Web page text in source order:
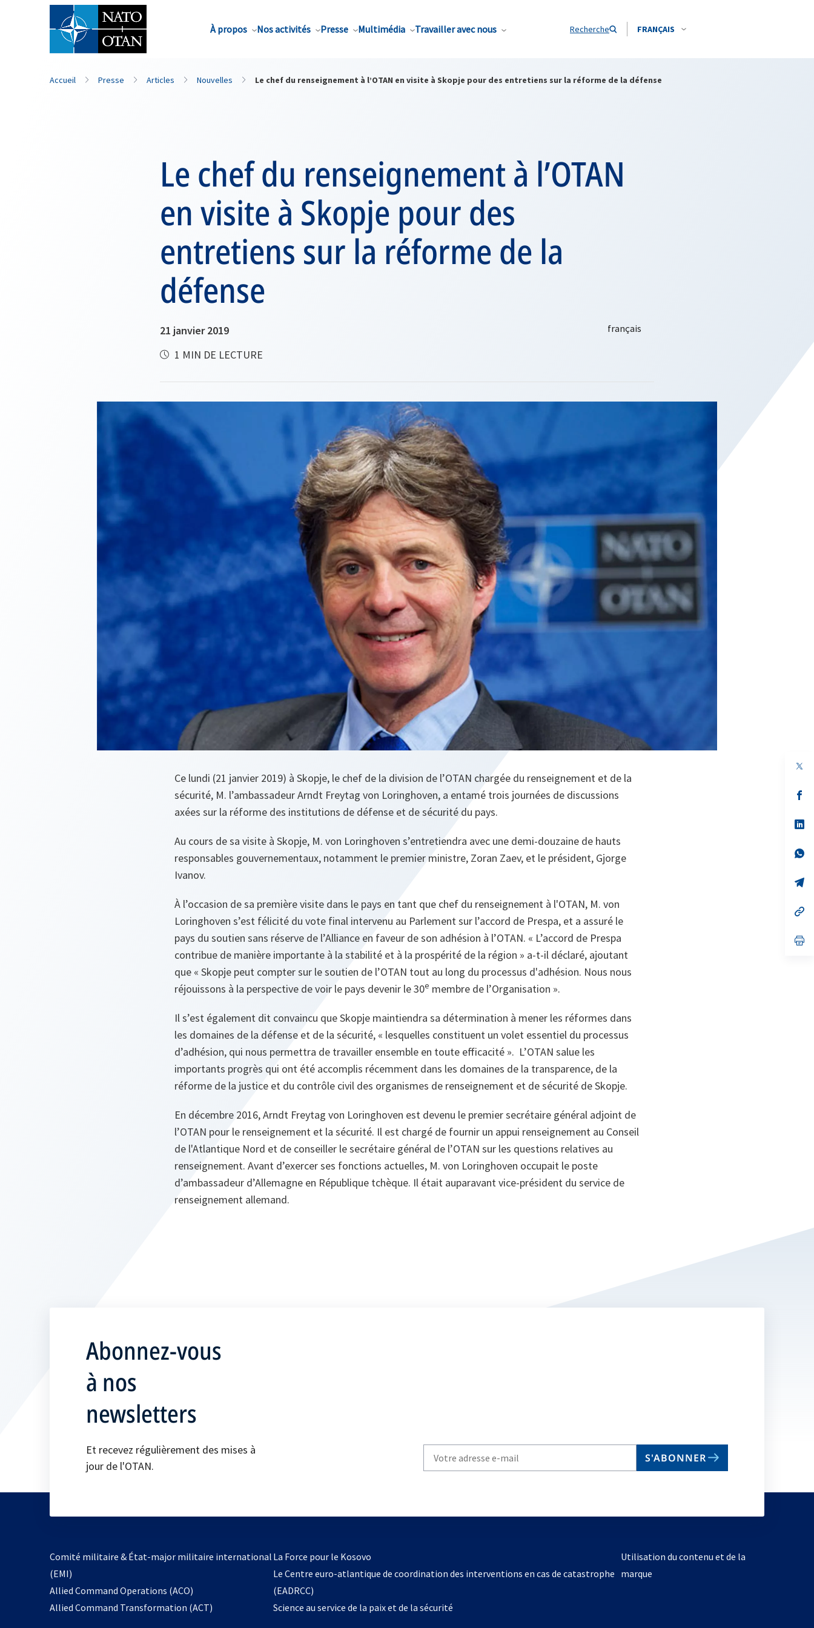
À propos Nos activités Presse Multimédia Travailler avec nous Recherche FRANÇAIS
Nom de famille*
Accueil Presse Articles Nouvelles Le chef du renseignement à l’OTAN en visite à Skopje pour des entretiens sur la réforme de la défense
Le chef du renseignement à l’OTAN
en visite à Skopje pour des
entretiens sur la réforme de la
défense
21 janvier 2019
1 MIN DE LECTURE
Ce lundi (21 janvier 2019) à Skopje, le chef de la division de l’OTAN chargée du renseignement et de la
sécurité, M. l’ambassadeur Arndt Freytag von Loringhoven, a entamé trois journées de discussions
axées sur la réforme des institutions de défense et de sécurité du pays.
Au cours de sa visite à Skopje, M. von Loringhoven s’entretiendra avec une demi-douzaine de hauts
responsables gouvernementaux, notamment le premier ministre, Zoran Zaev, et le président, Gjorge
Ivanov.
À l’occasion de sa première visite dans le pays en tant que chef du renseignement à l'OTAN, M. von
Loringhoven s’est félicité du vote final intervenu au Parlement sur l’accord de Prespa, et a assuré le
pays du soutien sans réserve de l’Alliance en faveur de son adhésion à l’OTAN. « L’accord de Prespa
contribue de manière importante à la stabilité et à la prospérité de la région » a-t-il déclaré, ajoutant
que « Skopje peut compter sur le soutien de l’OTAN tout au long du processus d'adhésion. Nous nous
réjouissons à la perspective de voir le pays devenir le 30e membre de l’Organisation ».
Il s’est également dit convaincu que Skopje maintiendra sa détermination à mener les réformes dans
les domaines de la défense et de la sécurité, « lesquelles constituent un volet essentiel du processus
d’adhésion, qui nous permettra de travailler ensemble en toute efficacité ». L’OTAN salue les
importants progrès qui ont été accomplis récemment dans les domaines de la transparence, de la
réforme de la justice et du contrôle civil des organismes de renseignement et de sécurité de Skopje.
En décembre 2016, Arndt Freytag von Loringhoven est devenu le premier secrétaire général adjoint de
l’OTAN pour le renseignement et la sécurité. Il est chargé de fournir un appui renseignement au Conseil
de l'Atlantique Nord et de conseiller le secrétaire général de l’OTAN sur les questions relatives au
renseignement. Avant d’exercer ses fonctions actuelles, M. von Loringhoven occupait le poste
d’ambassadeur d’Allemagne en République tchèque. Il était auparavant vice-président du service de
renseignement allemand.
Abonnez-vous
à nos
newsletters
Et recevez régulièrement des mises à
jour de l'OTAN.
S'ABONNER
Comité militaire & État-major militaire international
(EMI)
Allied Command Operations (ACO)
dans
Allied Command Transformation (ACT)
La Force pour le Kosovos’ouvre
dans
nouvel
Le Centre euro-atlantique de coordination des interventions en cas de catastrophe
(EADRCC)
Science au service de la paix et de la sécurité
Utilisation du contenu et de la
marque